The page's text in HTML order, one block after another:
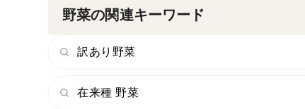
野菜の関連キーワード
訳あり野菜
在来種 野菜